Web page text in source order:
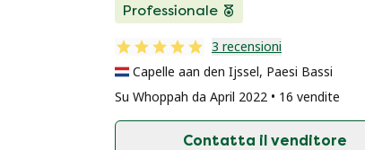
Professionale
3 recensioni
Capelle aan den Ijssel, Paesi Bassi
Su Whoppah da April 2022 • 16 vendite
Contatta il venditore